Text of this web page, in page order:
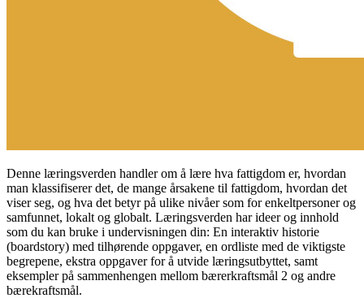
Denne læringsverden handler om å lære hva fattigdom er, hvordan
man klassifiserer det, de mange årsakene til fattigdom, hvordan det
viser seg, og hva det betyr på ulike nivåer som for enkeltpersoner og
samfunnet, lokalt og globalt. Læringsverden har ideer og innhold
som du kan bruke i undervisningen din: En interaktiv historie
(boardstory) med tilhørende oppgaver, en ordliste med de viktigste
begrepene, ekstra oppgaver for å utvide læringsutbyttet, samt
eksempler på sammenhengen mellom bærerkraftsmål 2 og andre
bærekraftsmål.